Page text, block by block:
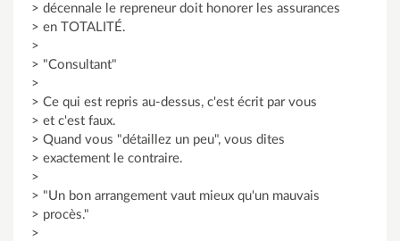
> décennale le repreneur doit honorer les assurances
> en TOTALITÉ.
>
> "Consultant"
>
> Ce qui est repris au-dessus, c'est écrit par vous
> et c'est faux.
> Quand vous "détaillez un peu", vous dites
> exactement le contraire.
>
> "Un bon arrangement vaut mieux qu'un mauvais
> procès."
>